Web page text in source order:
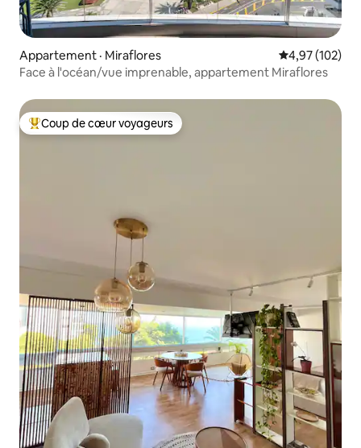
Appartement · Miraflores Note
4,97 (102)
Face à l'océan/vue imprenable, appartement Miraflores
Coup de cœur voyageurs parmi les plus aimés
Coup de cœur voyageurs